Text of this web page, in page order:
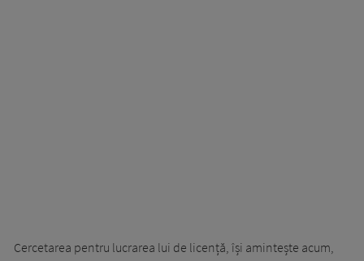
Cercetarea pentru lucrarea lui de licență, își amintește acum,